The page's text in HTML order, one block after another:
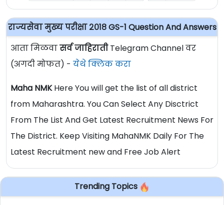
राज्यसेवा मुख्य परीक्षा २०१८ GS-1 Question And Answers
आता मिळवासर्व जाहिरातीTelegram Channel वर
(अगदी मोफत) - येथे क्लिक करा
Maha NMKHere You will get the list of all district
from Maharashtra. You Can Select Any Disctrict
From The List And Get Latest Recruitment News For
The District. Keep Visiting MahaNMK Daily For The
Latest Recruitment new and Free Job Alert
Trending Topics